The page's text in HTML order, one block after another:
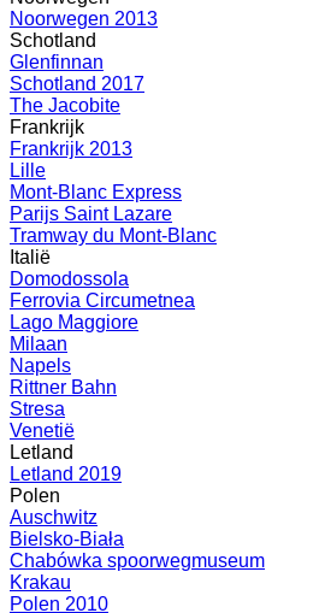
Noorwegen 2013
Schotland
Glenfinnan
Schotland 2017
The Jacobite
Frankrijk
Frankrijk 2013
Lille
Mont-Blanc Express
Parijs Saint Lazare
Tramway du Mont-Blanc
Italië
Domodossola
Ferrovia Circumetnea
Lago Maggiore
Milaan
Napels
Rittner Bahn
Stresa
Venetië
Letland
Letland 2019
Polen
Auschwitz
Bielsko-Biała
Chabówka spoorwegmuseum
Krakau
Polen 2010